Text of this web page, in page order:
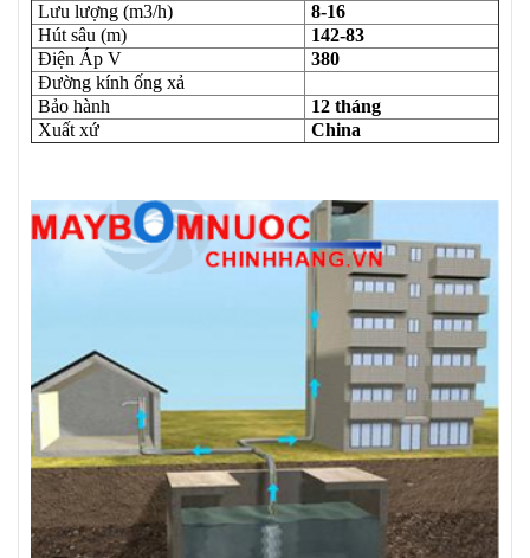
Lưu lượng (m3/h)
8-16
Hút sâu (m)
142-83
Điện Áp V
380
Đường kính ống xả
Bảo hành
12 tháng
Xuất xứ
China